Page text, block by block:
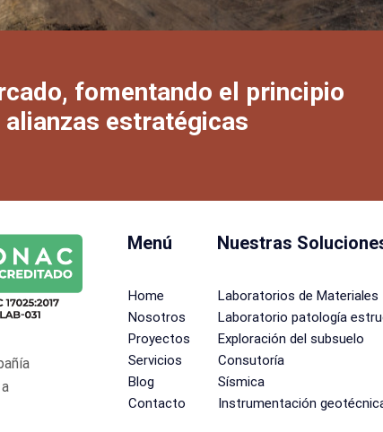
fomentando el principio
estratégicas
Menú
Home
Nosotros
Proyectos
Servicios
Blog
Contacto
Nuestras
Laboratorios de Materiales
Laboratorio patología
Exploración del subsuelo
Consutoría
Sísmica
Instrumentación